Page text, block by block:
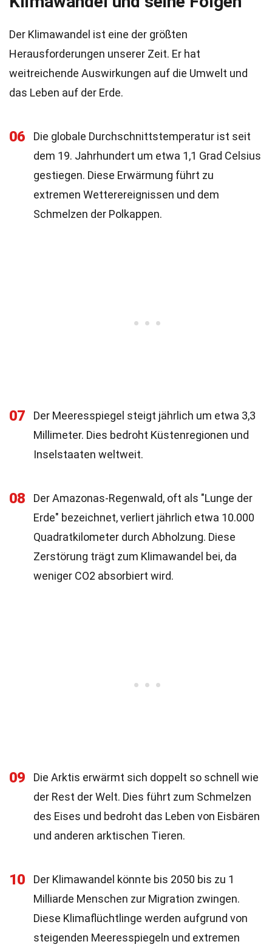
Der Klimawandel ist eine der größten
Herausforderungen unserer Zeit. Er hat
weitreichende Auswirkungen auf die Umwelt und
das Leben auf der Erde.
06
Die globale Durchschnittstemperatur ist seit
dem 19. Jahrhundert um etwa 1,1 Grad Celsius
gestiegen. Diese Erwärmung führt zu
extremen Wetterereignissen und dem
Schmelzen der Polkappen.
07
Der Meeresspiegel steigt jährlich um etwa 3,3
Millimeter. Dies bedroht Küstenregionen und
Inselstaaten weltweit.
08
Der Amazonas-Regenwald, oft als "Lunge der
Erde" bezeichnet, verliert jährlich etwa 10.000
Quadratkilometer durch Abholzung. Diese
Zerstörung trägt zum Klimawandel bei, da
weniger CO2 absorbiert wird.
09
Die Arktis erwärmt sich doppelt so schnell wie
der Rest der Welt. Dies führt zum Schmelzen
des Eises und bedroht das Leben von Eisbären
und anderen arktischen Tieren.
10
Der Klimawandel könnte bis 2050 bis zu 1
Milliarde Menschen zur Migration zwingen.
Diese Klimaflüchtlinge werden aufgrund von
steigenden Meeresspiegeln und extremen